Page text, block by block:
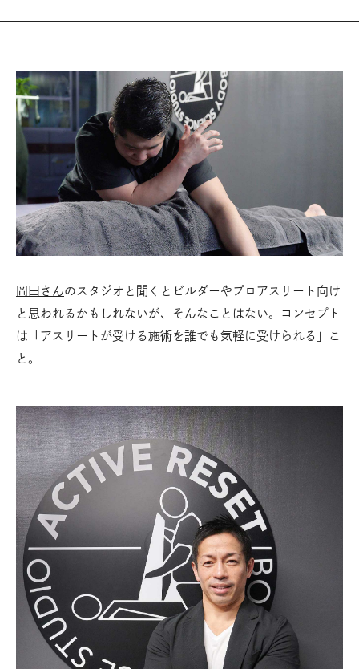
岡田さんのスタジオと聞くとビルダーやプロアスリート向け
と思われるかもしれないが、そんなことはない。コンセプト
は「アスリートが受ける施術を誰でも気軽に受けられる」こ
と。